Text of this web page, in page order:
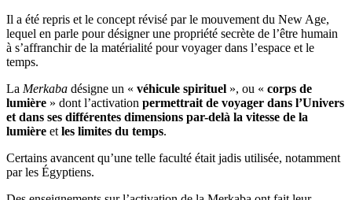
Il a été repris et le concept révisé par le mouvement du New Age,
lequel en parle pour désigner une propriété secrète de l’être humain
à s’affranchir de la matérialité pour voyager dans l’espace et le
temps.
La Merkaba désigne un « véhicule spirituel », ou « corps de
lumière » dont l’activation permettrait de voyager dans l’Univers
et dans ses différentes dimensions par-delà la vitesse de la
lumière et les limites du temps.
Certains avancent qu’une telle faculté était jadis utilisée, notamment
par les Égyptiens.